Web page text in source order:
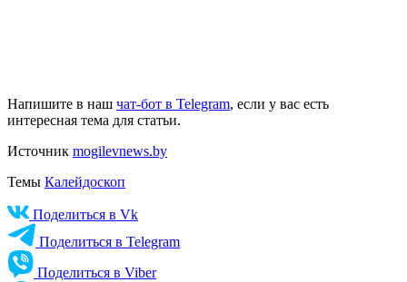
Напишите в наш чат-бот в Telegram, если у вас есть
интересная тема для статьи.
Источник mogilevnews.by
Темы Калейдоскоп
Поделиться в Vk
Поделиться в Telegram
Поделиться в Viber